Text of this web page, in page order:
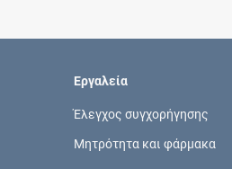
των συνδρομητικών
και αγωγές
Εργαλεία
Έλεγχος συγχορήγησης
Μητρότητα και φάρμακα